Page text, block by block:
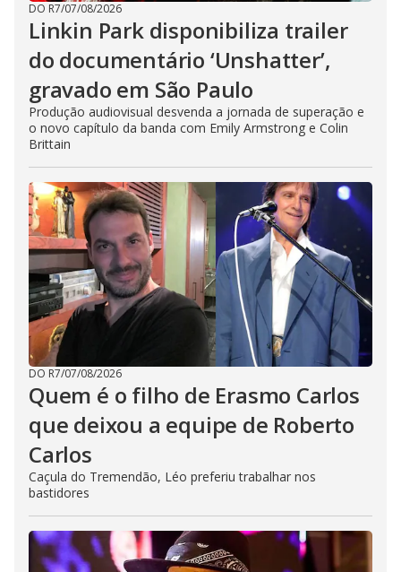
DO R7/07/08/2026
Linkin Park disponibiliza trailer
do documentário ‘Unshatter’,
gravado em São Paulo
Produção audiovisual desvenda a jornada de superação e
o novo capítulo da banda com Emily Armstrong e Colin
Brittain
DO R7/07/08/2026
Quem é o filho de Erasmo Carlos
que deixou a equipe de Roberto
Carlos
Caçula do Tremendão, Léo preferiu trabalhar nos
bastidores